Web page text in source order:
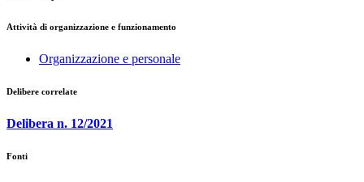
Attività di organizzazione e funzionamento
Organizzazione e personale
Delibere correlate
Delibera n. 12/2021
Fonti